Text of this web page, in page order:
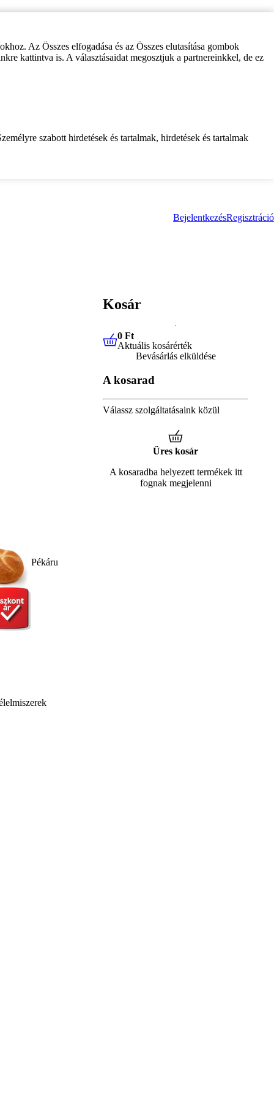
Az Összes elfogadása és az Összes elutasítása gombok
kattintva is. A választásaidat megosztjuk a partnereinkkel, de ez
szabott hirdetések és tartalmak, hirdetések és tartalmak
BejelentkezésRegisztráció
Pékáru
Kosár
0 FtAktuális kosárérték
0 Ft
Aktuális kosárérték
Bevásárlás elküldése
A kosarad
Válassz szolgáltatásaink közül
Üres kosár
A kosaradba helyezett termékek itt
fognak megjelenni